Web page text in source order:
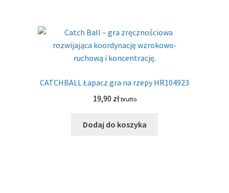
CATCHBALL Łapacz gra na rzepy HR104923
19,90 zł brutto
Dodaj do koszyka